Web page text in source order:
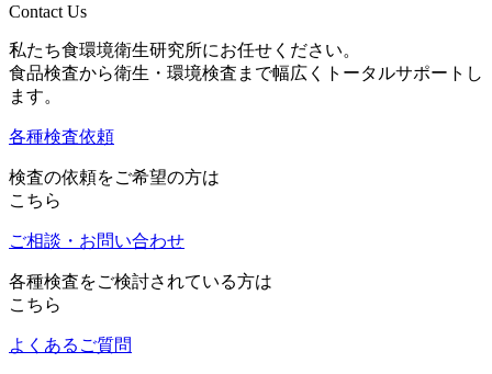
Contact Us
私たち食環境衛生研究所にお任せください。
食品検査から衛生・環境検査まで幅広くトータルサポートし
ます。
各種検査依頼
検査の依頼をご希望の方は
こちら
ご相談・お問い合わせ
各種検査をご検討されている方は
こちら
よくあるご質問